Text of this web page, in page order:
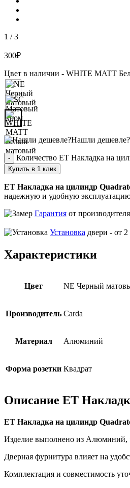
1 /3
300₽
Цвет в наличии - WHITE MATT
Нашли дешевле?
Количество ET Накладка на
Купить в 1 клик
ET Накладка на цилиндр
надежную и удобную
Гарантия от
Установка двери - от
Характеристики
Цвет NE Черный
Производитель Carda
Материал Алюминий
Форма розетки Квадрат
Описание ET
ET Накладка на цилиндр
Изделие выполнено из Алюминий,
Дверная фурнитура влияет на
Комплектация и совместимость